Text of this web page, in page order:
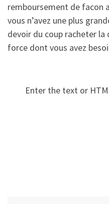
remboursement de facon
vous n’avez une plus
devoir du coup racheter
force dont vous avez
Enter the text or